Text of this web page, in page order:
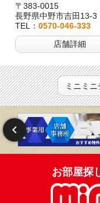
〒383-0015
長野県中野市吉田13-3
TEL： 0570-046-333
店舗詳細
ミニミ
お部屋探